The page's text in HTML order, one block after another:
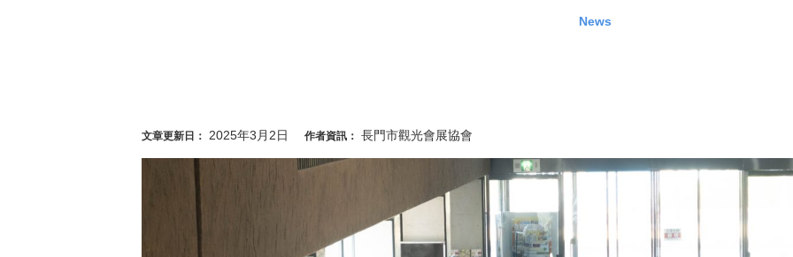
News
文章更新日： 2025年3月2日 作者資訊： 長門市觀光會展協會